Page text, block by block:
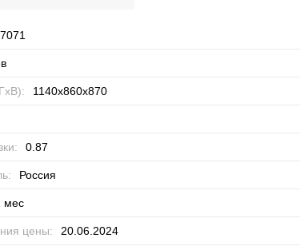
1140x860x870
0.87
Россия
мес
цены: 20.06.2024